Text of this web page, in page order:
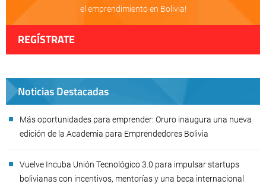
el emprendimiento en Bolivia!
REGÍSTRATE
Noticias Destacadas
Más oportunidades para emprender: Oruro inaugura una nueva
edición de la Academia para Emprendedores Bolivia
Vuelve Incuba Unión Tecnológico 3.0 para impulsar startups
bolivianas con incentivos, mentorías y una beca internacional